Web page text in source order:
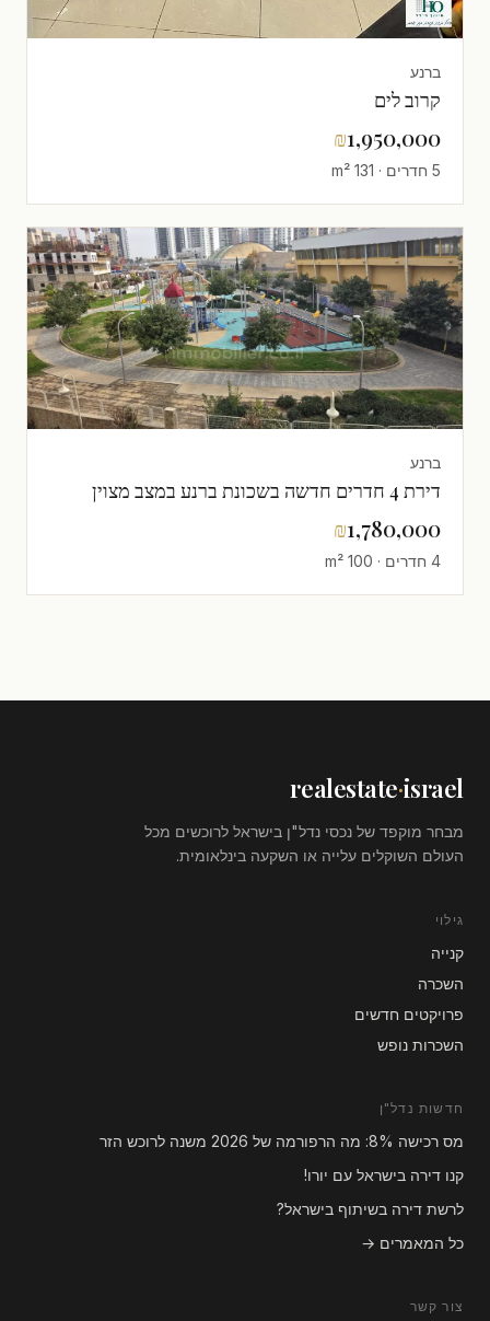
ברנע
קרוב לים
₪1,950,000
5 חדרים · 131 m²
ברנע
דירת 4 חדרים חדשה בשכונת ברנע במצב מצוין
₪1,780,000
4 חדרים · 100 m²
realestate·israel
מבחר מוקפד של נכסי נדל"ן בישראל לרוכשים מכל
העולם השוקלים עלייה או השקעה בינלאומית.
גילוי
קנייה
השכרה
פרויקטים חדשים
השכרות נופש
חדשות נדל"ן
מס רכישה 8%: מה הרפורמה של 2026 משנה לרוכש הזר
קנו דירה בישראל עם יורו!
לרשת דירה בשיתוף בישראל?
כל המאמרים →
צור קשר